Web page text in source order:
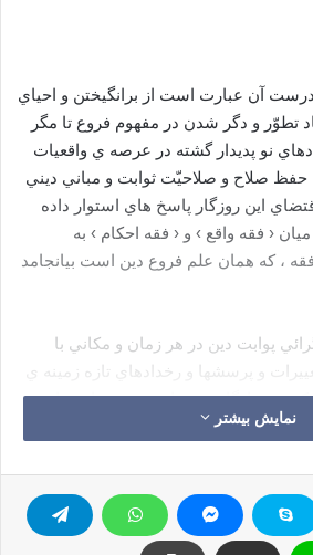
آن عبارت است از برانگيختن و احياي
تطوّر و دگر شدن در مفهوم فروع تا مگر
نو پديدار گشته در عرصه ي واقعيات
صلاح و صلاحيّت ثوابت و مباني ديني
اين روزگار پاسخ هاي استوار داده
‹ فقه واقع › و ‹ فقه احكام › به
، كه همان علم فروع دين است بيانجامد
پوابت دين در هر زمان و مكاني با
و پرسشها و رخدادهاي تازه زمينه ي
كنند ، سازگاري و توازن و همخواني دارد . و
كمال و كامل شدن دين ندارد چرا كه
در حال رشد ، تغيير و تطوّر مي باشد
ضمن آنكه ميان اين نوشدن و اصول و
شده همواره يك رابطه ي تنگاتنگ وجود
نمایش بیشتر